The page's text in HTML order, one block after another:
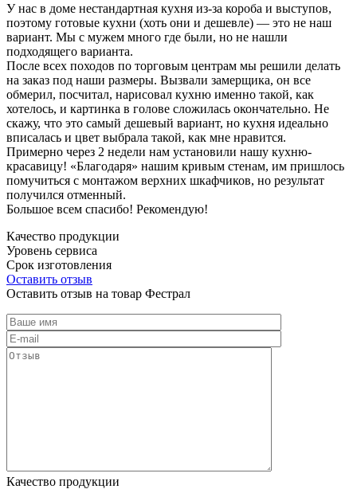
У нас в доме нестандартная кухня из-за короба и выступов,
поэтому готовые кухни (хоть они и дешевле) — это не наш
вариант. Мы с мужем много где были, но не нашли
подходящего варианта.
После всех походов по торговым центрам мы решили делать
на заказ под наши размеры. Вызвали замерщика, он все
обмерил, посчитал, нарисовал кухню именно такой, как
хотелось, и картинка в голове сложилась окончательно. Не
скажу, что это самый дешевый вариант, но кухня идеально
вписалась и цвет выбрала такой, как мне нравится.
Примерно через 2 недели нам установили нашу кухню-
красавицу! «Благодаря» нашим кривым стенам, им пришлось
помучиться с монтажом верхних шкафчиков, но результат
получился отменный.
Большое всем спасибо! Рекомендую!
Качество продукции
Уровень сервиса
Срок изготовления
Оставить отзыв
Оставить отзыв на товар Фестрал
Качество продукции